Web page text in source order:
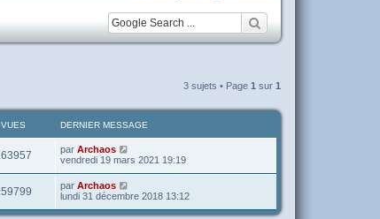
3 sujets • Page 1 sur 1
VUES DERNIER MESSAGE
par Archaos
vendredi 19 mars 2021 19:19
par Archaos
lundi 31 décembre 2018 13:12